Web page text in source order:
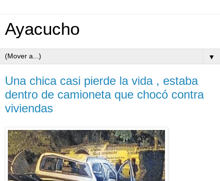
Ayacucho
▼
Una chica casi pierde la vida , estaba
dentro de camioneta que chocó contra
viviendas